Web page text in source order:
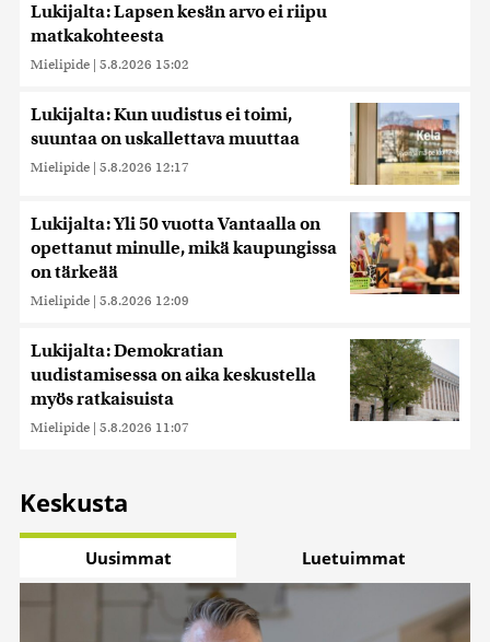
Lukijalta: Lapsen kesän arvo ei riipu
matkakohteesta
Mielipide | 5.8.2026 15:02
Lukijalta: Kun uudistus ei toimi,
suuntaa on uskallettava muuttaa
Mielipide | 5.8.2026 12:17
Lukijalta: Yli 50 vuotta Vantaalla on
opettanut minulle, mikä kaupungissa
on tärkeää
Mielipide | 5.8.2026 12:09
Lukijalta: Demokratian
uudistamisessa on aika keskustella
myös ratkaisuista
Mielipide | 5.8.2026 11:07
Keskusta
Uusimmat Luetuimmat